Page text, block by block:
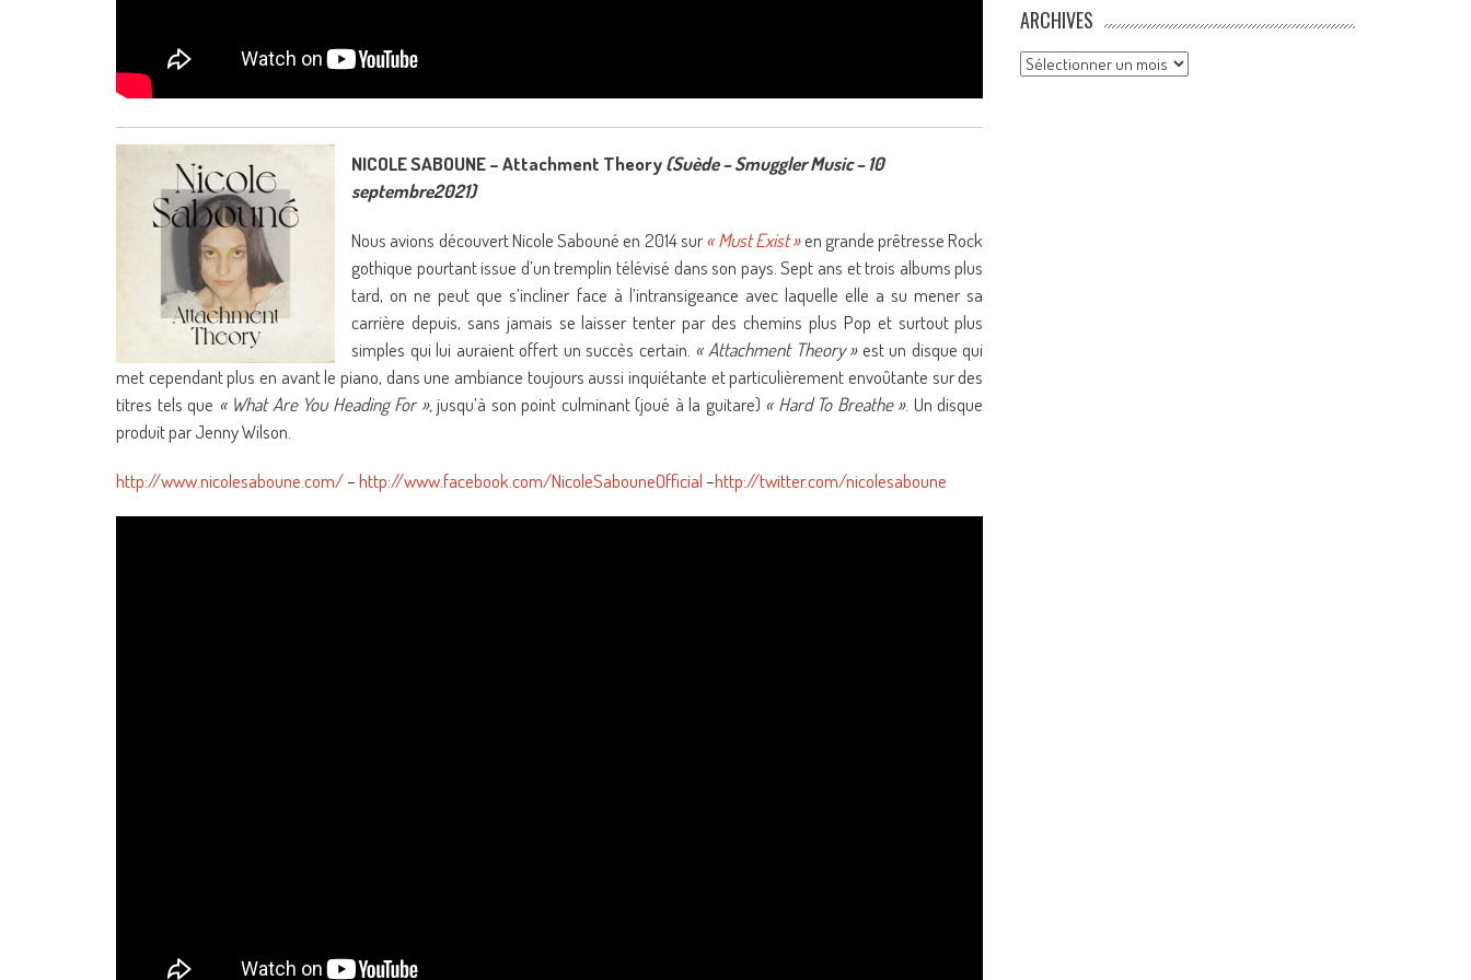
NICOLE SABOUNE – Attachment Theory(Suède – Smuggler Music – 10
septembre2021)
Nous avions découvert Nicole Sabouné en 2014 sur« Must Exist »en grande prêtresse Rock
gothique pourtant issue d’un tremplin télévisé dans son pays. Sept ans et trois albums plus
tard, on ne peut que s’incliner face à l’intransigeance avec laquelle elle a su mener sa
carrière depuis, sans jamais se laisser tenter par des chemins plus Pop et surtout plus
simples qui lui auraient offert un succès certain. « Attachment Theory »est un disque qui
met cependant plus en avant le piano, dans une ambiance toujours aussi inquiétante et particulièrement envoûtante sur des
titres tels que « What Are You Heading For », jusqu’à son point culminant (joué à la guitare) « Hard To Breathe ». Un disque
produit par Jenny Wilson.
http://www.nicolesaboune.com/–http://www.facebook.com/NicoleSabouneOfficial–http://twitter.com/nicolesaboune
ARCHIVES
Archives